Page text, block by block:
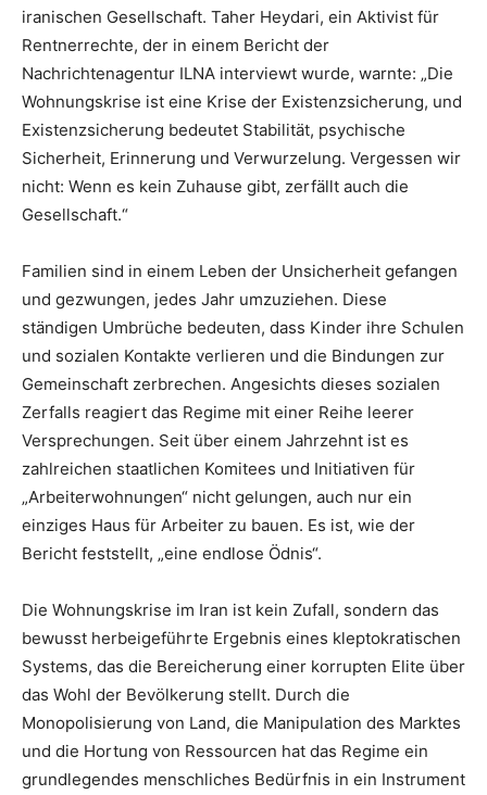
iranischen Gesellschaft. Taher Heydari, ein Aktivist für
Rentnerrechte, der in einem Bericht der
Nachrichtenagentur ILNA interviewt wurde, warnte: „Die
Wohnungskrise ist eine Krise der Existenzsicherung, und
Existenzsicherung bedeutet Stabilität, psychische
Sicherheit, Erinnerung und Verwurzelung. Vergessen wir
nicht: Wenn es kein Zuhause gibt, zerfällt auch die
Gesellschaft.“
Familien sind in einem Leben der Unsicherheit gefangen
und gezwungen, jedes Jahr umzuziehen. Diese
ständigen Umbrüche bedeuten, dass Kinder ihre Schulen
und sozialen Kontakte verlieren und die Bindungen zur
Gemeinschaft zerbrechen. Angesichts dieses sozialen
Zerfalls reagiert das Regime mit einer Reihe leerer
Versprechungen. Seit über einem Jahrzehnt ist es
zahlreichen staatlichen Komitees und Initiativen für
„Arbeiterwohnungen“ nicht gelungen, auch nur ein
einziges Haus für Arbeiter zu bauen. Es ist, wie der
Bericht feststellt, „eine endlose Ödnis“.
Die Wohnungskrise im Iran ist kein Zufall, sondern das
bewusst herbeigeführte Ergebnis eines kleptokratischen
Systems, das die Bereicherung einer korrupten Elite über
das Wohl der Bevölkerung stellt. Durch die
Monopolisierung von Land, die Manipulation des Marktes
und die Hortung von Ressourcen hat das Regime ein
grundlegendes menschliches Bedürfnis in ein Instrument